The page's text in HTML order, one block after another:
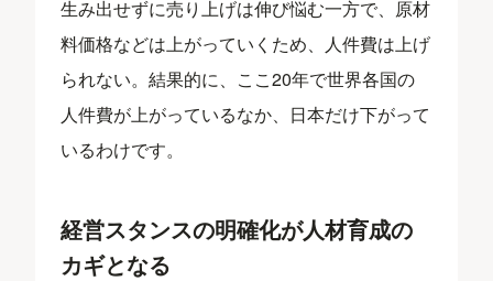
生み出せずに売り上げは伸び悩む一方で、原材
料価格などは上がっていくため、人件費は上げ
られない。結果的に、ここ20年で世界各国の
人件費が上がっているなか、日本だけ下がって
いるわけです。
経営スタンスの明確化が人材育成の
カギとなる